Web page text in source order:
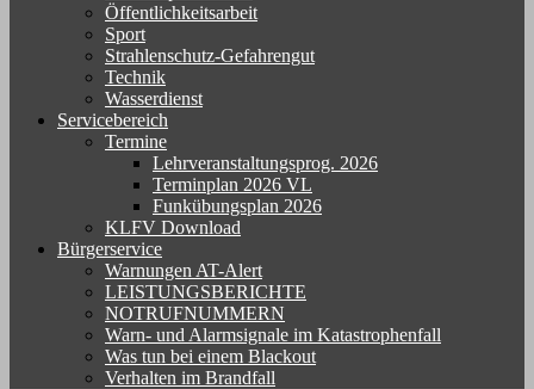
Öffentlichkeitsarbeit
Sport
Strahlenschutz-Gefahrengut
Technik
Wasserdienst
Servicebereich
Termine
Lehrveranstaltungsprog. 2026
Terminplan 2026 VL
Funkübungsplan 2026
KLFV Download
Bürgerservice
Warnungen AT-Alert
LEISTUNGSBERICHTE
NOTRUFNUMMERN
Warn- und Alarmsignale im Katastrophenfall
Was tun bei einem Blackout
Verhalten im Brandfall